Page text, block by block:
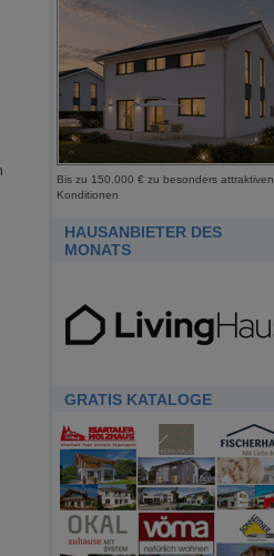
Bis zu 150.000 € zu besonders attraktiven
Konditionen
HAUSANBIETER DES
MONATS
GRATIS KATALOGE